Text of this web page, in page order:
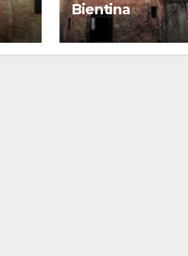
Bientina